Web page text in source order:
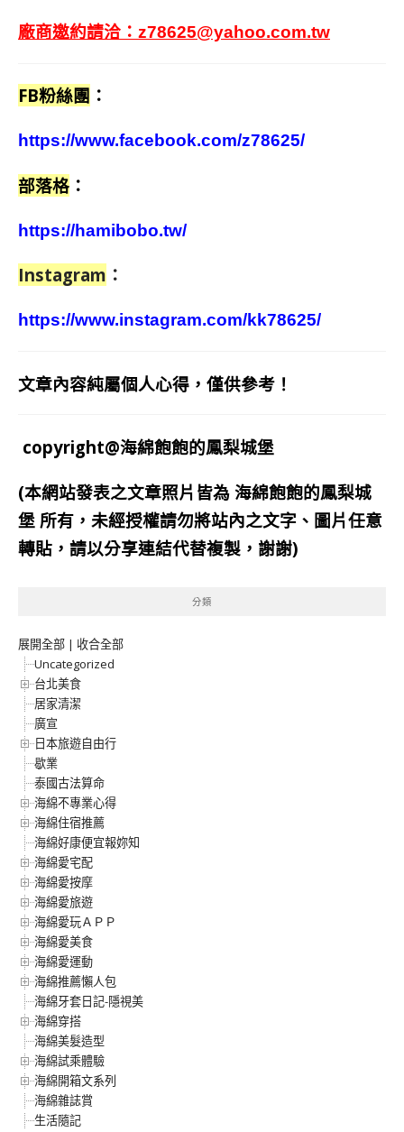
廠商邀約請洽： z78625@yahoo.com.tw
FB粉絲團 ：
https://www.facebook.com/z78625/
部落格 ：
https://hamibobo.tw/
Instagram ：
https://www.instagram.com/kk78625/
文章內容純屬個人心得，僅供參考！
copyright@海綿飽飽的鳳梨城堡
(本網站發表之文章照片皆為 海綿飽飽的鳳梨城
堡 所有，未經授權請勿將站內之文字、圖片任意
轉貼，請以分享連結代替複製，謝謝)
分類
展開全部 | 收合全部
Uncategorized
台北美食
居家清潔
廣宣
日本旅遊自由行
歇業
泰國古法算命
海綿不專業心得
海綿住宿推薦
海綿好康便宜報妳知
海綿愛宅配
海綿愛按摩
海綿愛旅遊
海綿愛玩ＡＰＰ
海綿愛美食
海綿愛運動
海綿推薦懶人包
海綿牙套日記-隱視美
海綿穿搭
海綿美髮造型
海綿試乘體驗
海綿開箱文系列
海綿雜誌賞
生活隨記